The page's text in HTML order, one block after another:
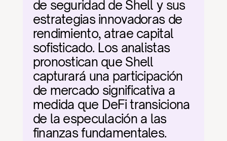
de seguridad de Shell y sus
estrategias innovadoras de
rendimiento, atrae capital
sofisticado. Los analistas
pronostican que Shell
capturará una participación
de mercado significativa a
medida que DeFi transiciona
de la especulación a las
finanzas fundamentales.